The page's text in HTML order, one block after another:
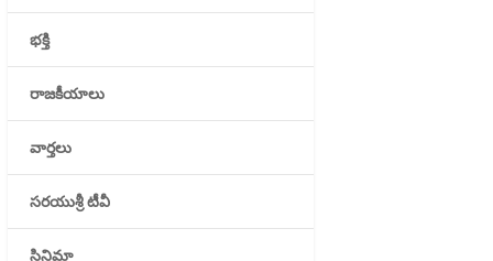
భక్తి
రాజకీయాలు
వార్తలు
సరయుశ్రీ టీవీ
సినిమా